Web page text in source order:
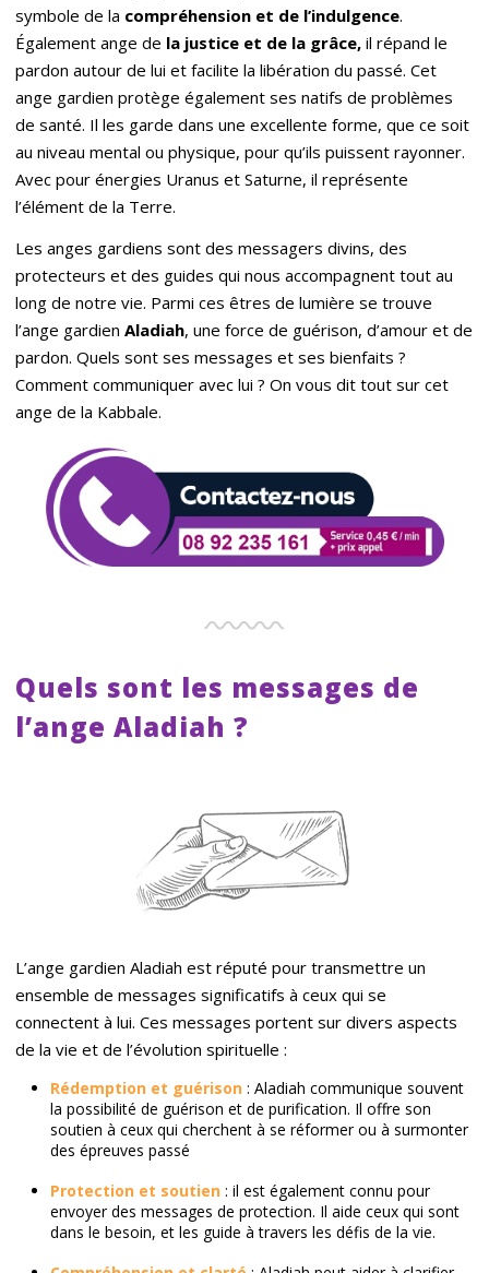
symbole de la compréhension et de l’indulgence.
Également ange de la justice et de la grâce, il répand le
pardon autour de lui et facilite la libération du passé. Cet
ange gardien protège également ses natifs de problèmes
de santé. Il les garde dans une excellente forme, que ce soit
au niveau mental ou physique, pour qu’ils puissent rayonner.
Avec pour énergies Uranus et Saturne, il représente
l’élément de la Terre.
Les anges gardiens sont des messagers divins, des
protecteurs et des guides qui nous accompagnent tout au
long de notre vie. Parmi ces êtres de lumière se trouve
l’ange gardien Aladiah, une force de guérison, d’amour et de
pardon. Quels sont ses messages et ses bienfaits ?
Comment communiquer avec lui ? On vous dit tout sur cet
ange de la Kabbale.
Quels sont les messages de
l’ange Aladiah ?
L’ange gardien Aladiah est réputé pour transmettre un
ensemble de messages significatifs à ceux qui se
connectent à lui. Ces messages portent sur divers aspects
de la vie et de l’évolution spirituelle :
Rédemption et guérison : Aladiah communique souvent
la possibilité de guérison et de purification. Il offre son
soutien à ceux qui cherchent à se réformer ou à surmonter
des épreuves passé
Protection et soutien : il est également connu pour
envoyer des messages de protection. Il aide ceux qui sont
dans le besoin, et les guide à travers les défis de la vie.